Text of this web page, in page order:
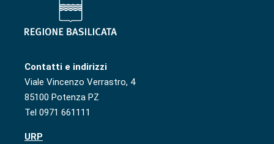
Contatti e indirizzi
Viale Vincenzo Verrastro, 4
85100 Potenza PZ
Tel 0971 661111
URP